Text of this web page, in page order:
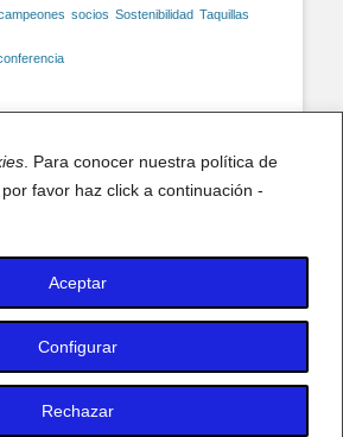
. Para conocer nuestra política de
por favor haz click a continuación -
Configurar
Rechazar
Aceptar
socios Sostenibilidad Taquillas
AFA IES Antonio Fraguas – Forges